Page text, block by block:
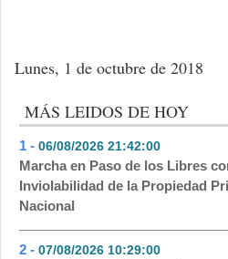
Lunes, 1 de octubre de 2018
MÁS LEIDOS DE HOY
1 - 06/08/2026 21:42:00
Marcha en Paso de los Libres
Inviolabilidad de la Propiedad
Nacional
2 - 07/08/2026 10:29:00